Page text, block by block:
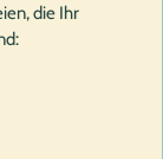
die Ihr